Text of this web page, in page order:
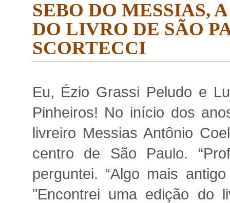
SEBO DO MESSIAS,
DO LIVRO DE SÃO
SCORTECCI
Eu, Ézio Grassi Peludo e
Pinheiros! No início dos
livreiro Messias Antônio
centro de São Paulo.
perguntei. “Algo mais
"Encontrei uma edição do